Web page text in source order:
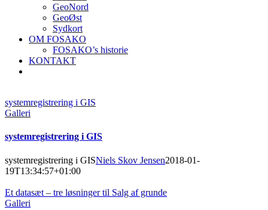
GeoNord
GeoØst
Sydkort
OM FOSAKO
FOSAKO’s historie
KONTAKT
systemregistrering i GIS
Galleri
systemregistrering i GIS
systemregistrering i GISNiels Skov Jensen2018-01-
19T13:34:57+01:00
Et datasæt – tre løsninger til Salg af grunde
Galleri